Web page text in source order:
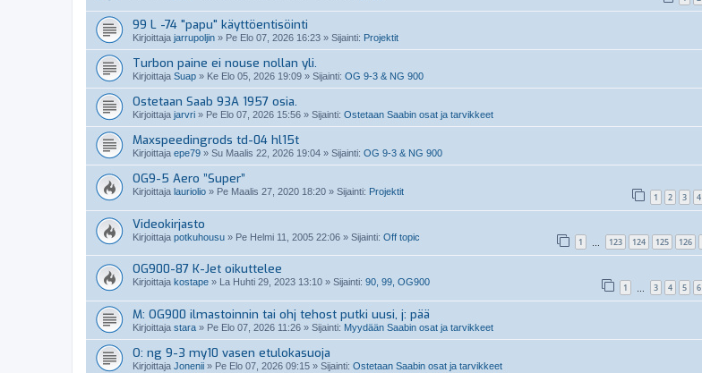
99 L -74 "papu" käyttöentisöinti
Kirjoittaja jarrupoljin » Pe Elo 07, 2026 16:23 » Sijainti: Projektit
Turbon paine ei nouse nollan yli.
Kirjoittaja Suap » Ke Elo 05, 2026 19:09 » Sijainti: OG 9-3 & NG 900
Ostetaan Saab 93A 1957 osia.
Kirjoittaja jarvri » Pe Elo 07, 2026 15:56 » Sijainti: Ostetaan Saabin osat ja tarvikkeet
Maxspeedingrods td-04 hl15t
Kirjoittaja epe79 » Su Maalis 22, 2026 19:04 » Sijainti: OG 9-3 & NG 900
OG9-5 Aero ”Super”
Kirjoittaja lauriolio » Pe Maalis 27, 2020 18:20 » Sijainti: Projektit 1 2 3 4
Videokirjasto
Kirjoittaja potkuhousu » Pe Helmi 11, 2005 22:06 » Sijainti: Off topic 1 123 124 125 126
OG900-87 K-Jet oikuttelee
Kirjoittaja kostape » La Huhti 29, 2023 13:10 » Sijainti: 90, 99, OG900 1 3 4 5 6
M: OG900 ilmastoinnin tai ohj tehost putki uusi, j: pää
Kirjoittaja stara » Pe Elo 07, 2026 11:26 » Sijainti: Myydään Saabin osat ja tarvikkeet
O: ng 9-3 my10 vasen etulokasuoja
Kirjoittaja Jonenii » Pe Elo 07, 2026 09:15 » Sijainti: Ostetaan Saabin osat ja tarvikkeet